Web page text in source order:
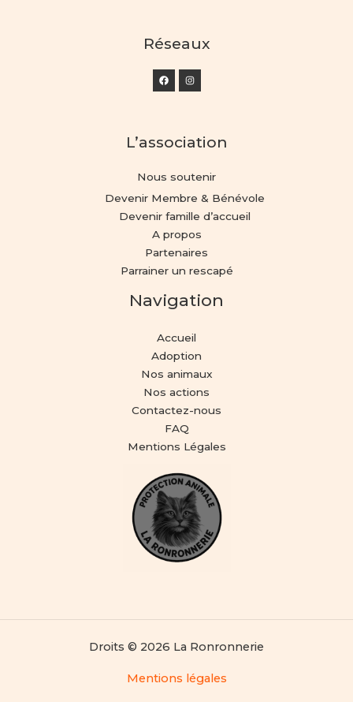
Réseaux
L’association
Nous soutenir
Devenir Membre & Bénévole
Devenir famille d’accueil
A propos
Partenaires
Parrainer un rescapé
Navigation
Accueil
Adoption
Nos animaux
Nos actions
Contactez-nous
FAQ
Mentions Légales
Droits © 2026 La Ronronnerie
Mentions légales